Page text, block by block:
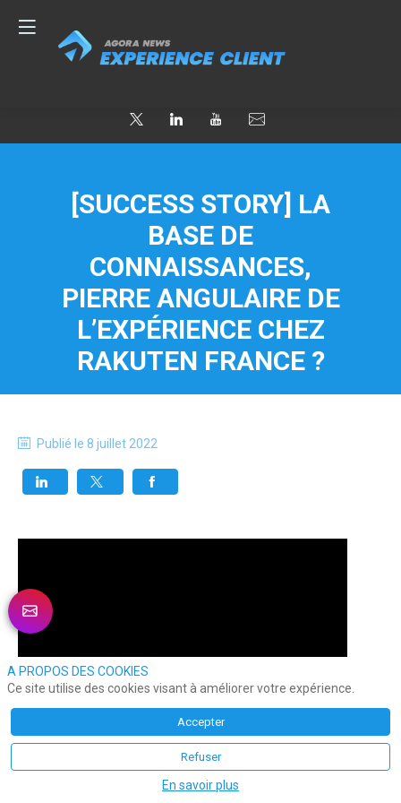
[SUCCESS STORY] LA
BASE DE
CONNAISSANCES,
PIERRE ANGULAIRE DE
L’EXPÉRIENCE CHEZ
RAKUTEN FRANCE ?
Publié le 8 juillet 2022
A PROPOS DES COOKIES
Ce site utilise des cookies visant à améliorer votre expérience.
Accepter
Refuser
En savoir plus